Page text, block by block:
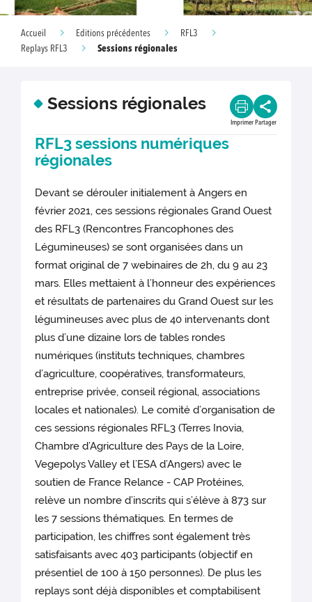
Accueil Editions précédentes
RFL3
Replays RFL3
Sessions régionales
Sessions régionales
Imprimer Partager
RFL3 sessions numériques
régionales
Devant se dérouler initialement à Angers en
février 2021, ces sessions régionales Grand Ouest
des RFL3 (Rencontres Francophones des
Légumineuses) se sont organisées dans un
format original de 7 webinaires de 2h, du 9 au 23
mars. Elles mettaient à l’honneur des expériences
et résultats de partenaires du Grand Ouest sur les
légumineuses avec plus de 40 intervenants dont
plus d’une dizaine lors de tables rondes
numériques (instituts techniques, chambres
d’agriculture, coopératives, transformateurs,
entreprise privée, conseil régional, associations
locales et nationales). Le comité d’organisation de
ces sessions régionales RFL3 (Terres Inovia,
Chambre d’Agriculture des Pays de la Loire,
Vegepolys Valley et l’ESA d’Angers) avec le
soutien de France Relance - CAP Protéines,
relève un nombre d’inscrits qui s’élève à 873 sur
les 7 sessions thématiques. En termes de
participation, les chiffres sont également très
satisfaisants avec 403 participants (objectif en
présentiel de 100 à 150 personnes). De plus les
replays sont déjà disponibles et comptabilisent